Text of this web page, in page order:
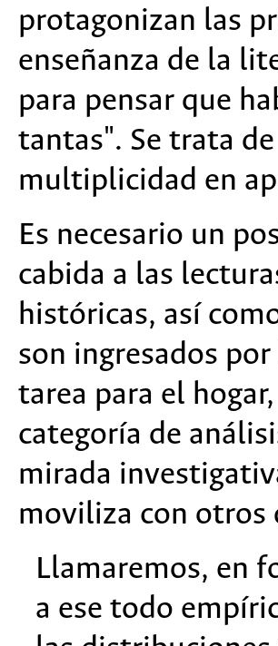
protagonizan las
enseñanza de la
para pensar que
tantas". Se trata
multiplicidad en
Es necesario un
cabida a las
históricas, así
son ingresados
tarea para el
categoría de
mirada
moviliza con otros
Llamaremos, en
a ese todo